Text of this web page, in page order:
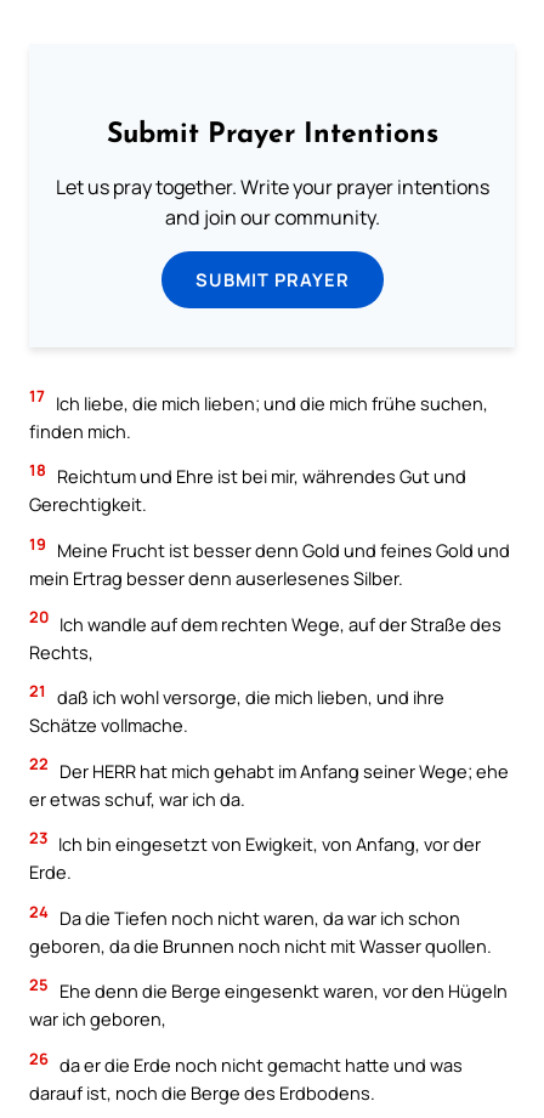
Submit Prayer Intentions
Let us pray together. Write your prayer intentions
and join our community.
SUBMIT PRAYER
17 Ich liebe, die mich lieben; und die mich frühe suchen,
finden mich.
18
Reichtum und Ehre ist bei mir, währendes Gut und
Gerechtigkeit.
19
Meine Frucht ist besser denn Gold und feines Gold und
mein Ertrag besser denn auserlesenes Silber.
20 Ich wandle auf dem rechten Wege, auf der Straße des
Rechts,
21
daß ich wohl versorge, die mich lieben, und ihre
Schätze vollmache.
22
Der HERR hat mich gehabt im Anfang seiner Wege; ehe
er etwas schuf, war ich da.
23 Ich bin eingesetzt von Ewigkeit, von Anfang, vor der
Erde.
24 Da die Tiefen noch nicht waren, da war ich schon
geboren, da die Brunnen noch nicht mit Wasser quollen.
25
Ehe denn die Berge eingesenkt waren, vor den Hügeln
war ich geboren,
26 da er die Erde noch nicht gemacht hatte und was
darauf ist, noch die Berge des Erdbodens.